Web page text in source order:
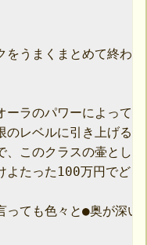
をうまくまとめて終わ
ラのパワーによって
ベルに引き上げるこ
のクラスの壷として
った100万円でどう
ても色々と●奥が深い